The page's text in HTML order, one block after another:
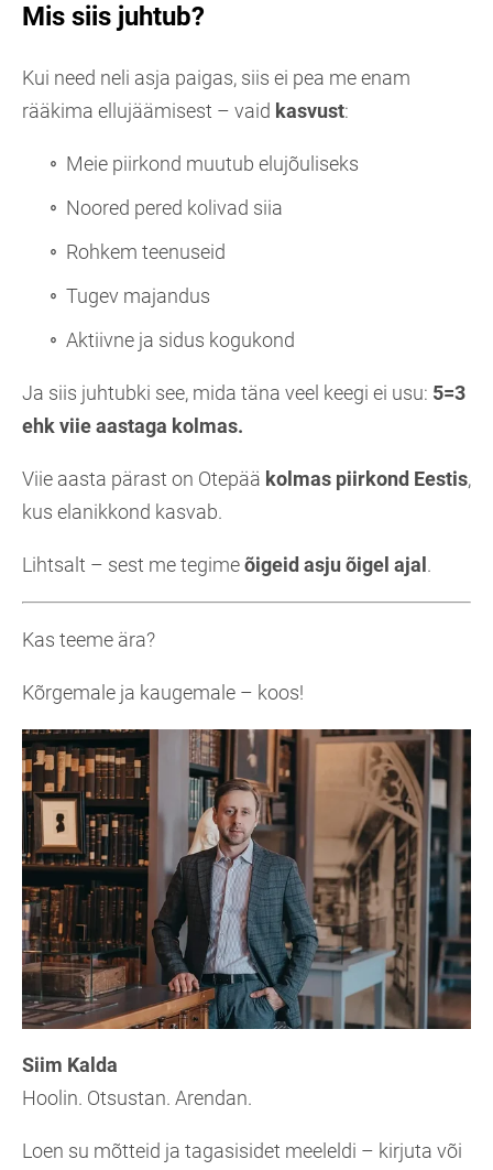
Mis siis juhtub?
Kui need neli asja paigas, siis ei pea me enam
rääkima ellujäämisest – vaid kasvust:
Meie piirkond muutub elujõuliseks
Noored pered kolivad siia
Rohkem teenuseid
Tugev majandus
Aktiivne ja sidus kogukond
Ja siis juhtubki see, mida täna veel keegi ei usu: 5=3
ehk viie aastaga kolmas.
Viie aasta pärast on Otepää kolmas piirkond Eestis,
kus elanikkond kasvab.
Lihtsalt – sest me tegimeõigeid asju õigel ajal .
Kas teeme ära?
Kõrgemale ja kaugemale – koos!
Siim Kalda
Hoolin. Otsustan. Arendan.
Loen su mõtteid ja tagasisidet meeleldi – kirjuta või